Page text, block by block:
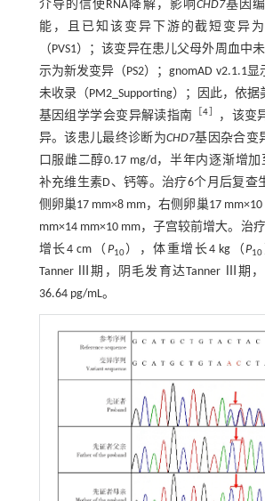
介导的信使RNA降解，影响CHD7基因
能，且已知该变异下游的截短变异
（PVS1）；该变异在患儿父母外周血中
示为新发变异（PS2）；gnomAD v2.1.1
未收录（PM2_Supporting）；因此，依
基因组学学会变异解读指南
［4
，该变
异。该患儿最终诊断为CHD7基因杂合变
口服雌二醇0.17 mg/d，半年内逐渐增加
补充维生素D、钙等。治疗6个月后复查
侧卵巢17 mm×8 mm，右侧卵巢17
mm×14 mm×10 mm，子宫较前增大。治
增长4 cm（ P10），体重增长4 kg（P10
Tanner Ⅲ期，阴毛发育达Tanner Ⅲ期
36.64 pg/mL。